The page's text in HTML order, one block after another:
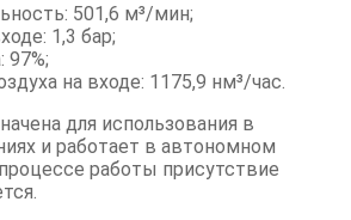
501,6 м³/мин;
1,3 бар;
97%;
на входе: 1175,9 нм³/час.
для использования в
и работает в автономном
работы присутствие